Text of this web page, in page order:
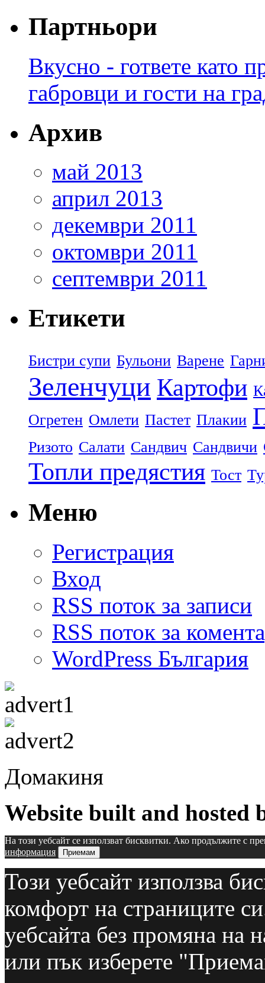
Партньори
Вкусно - гответе като
габровци и гости на
Архив
май 2013
април 2013
декември 2011
октомври 2011
септември 2011
Етикети
Бистри супи Бульони Варене
Зеленчуци Картофи
Огретен Омлети Пастет Плакии
Ризото Салати Сандвич Сандвичи
Топли предястия Тост
Меню
Регистрация
Вход
RSS поток за записи
RSS поток за
WordPress България
Домакиня
Website built and hosted
На този уебсайт се използват бисквитки. Ако продължите с
информация
Приемам
Този уебсайт използва
комфорт на страниците
уебсайта без промяна на
или пък изберете